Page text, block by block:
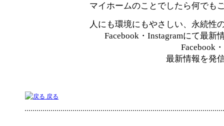
マイホームのことでしたら何でも
人にも環境にもやさしい、永続性
Facebook・Instagramにて最新
Facebook
最新情報を発
戻る